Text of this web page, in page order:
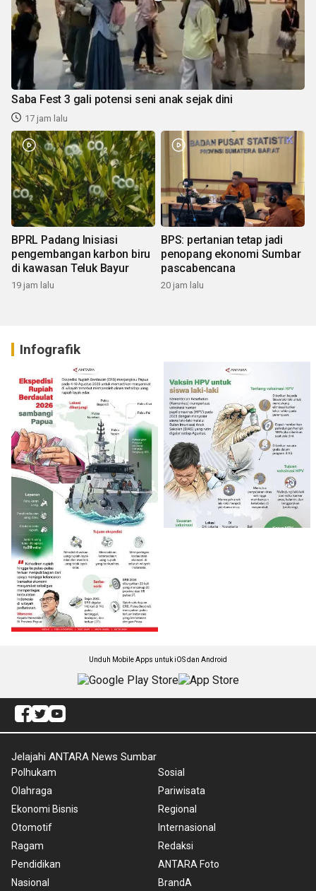
Saba Fest 3 gali potensi seni anak sejak dini
17 jam lalu
BPRL Padang Inisiasi
pengembangan karbon biru
di kawasan Teluk Bayur
19 jam lalu
BPS: pertanian tetap jadi
penopang ekonomi Sumbar
pascabencana
20 jam lalu
Infografik
Unduh Mobile Apps untuk iOS dan Android
Jelajahi ANTARA News Sumbar
Polhukam
Olahraga
Ekonomi Bisnis
Otomotif
Ragam
Pendidikan
Nasional
Sosial
Pariwisata
Regional
Internasional
Redaksi
ANTARA Foto
BrandA